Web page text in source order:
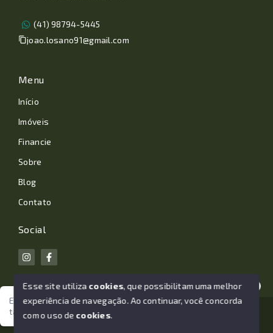
Estamos aqui para te ajudar. Vamos juntos nessa jornada
tão importante da sua vida?
(41) 98794-5445
joao.losano91@gmail.com
Menu
Início
Imóveis
Financie
Sobre
Blog
Contato
Social
© Copyright 2026 - João Losano Corretor de Imóveis -
Esse site utiliza cookies, que possibilitam uma melhor
experiência de navegação.Ao continuar, você concorda
com o uso de cookies.